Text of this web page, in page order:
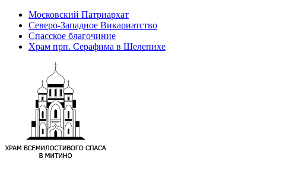
Московский Патриархат
Северо-Западное Викариатство
Спасское благочиние
Храм прп. Серафима в Шелепихе